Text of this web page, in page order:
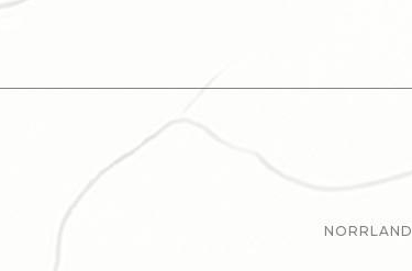
NORRLAND